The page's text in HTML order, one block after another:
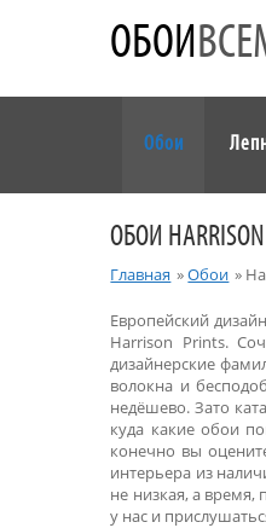
ОБОИ
Обои
ОБОИ
Главная »Обои »
Европейский
Harrison Prints.
дизайнерские
волокна и
недёшево. Зато
куда какие обои
конечно вы
интерьера из
не низкая, а
у нас и